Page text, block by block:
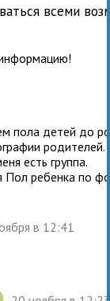
всеми
пола детей до
родителей.
есть группа.
Пол ребенка по
в 12:41